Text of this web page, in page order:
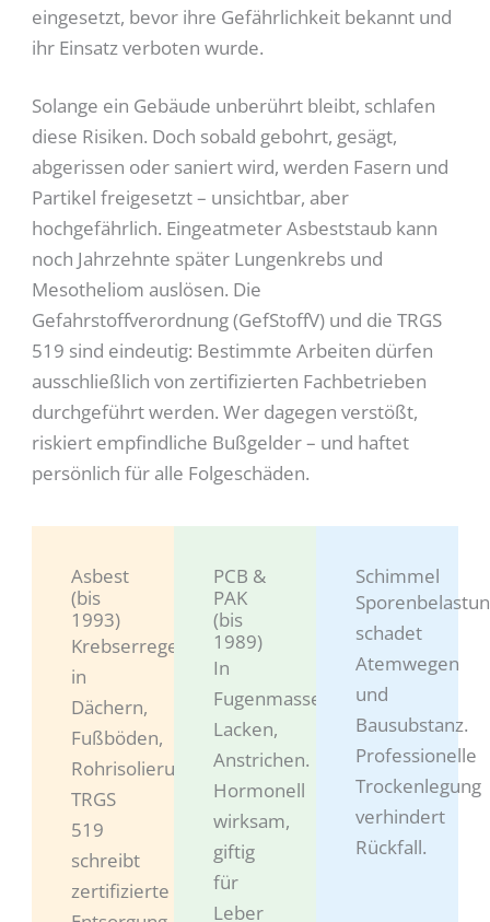
eingesetzt, bevor ihre Gefährlichkeit bekannt und
ihr Einsatz verboten wurde.
Solange ein Gebäude unberührt bleibt, schlafen
diese Risiken. Doch sobald gebohrt, gesägt,
abgerissen oder saniert wird, werden Fasern und
Partikel freigesetzt – unsichtbar, aber
hochgefährlich. Eingeatmeter Asbeststaub kann
noch Jahrzehnte später Lungenkrebs und
Mesotheliom auslösen. Die
Gefahrstoffverordnung (GefStoffV) und die TRGS
519 sind eindeutig: Bestimmte Arbeiten dürfen
ausschließlich von zertifizierten Fachbetrieben
durchgeführt werden. Wer dagegen verstößt,
riskiert empfindliche Bußgelder – und haftet
persönlich für alle Folgeschäden.
Asbest
(bis
1993)
Krebserregend,
in
Dächern,
Fußböden,
Rohrisolierungen.
TRGS
519
schreibt
zertifizierte
PCB &
PAK
(bis
1989)
In
Fugenmassen,
Lacken,
Anstrichen.
Hormonell
wirksam,
giftig
für
Leber
Schimmel
schadet
Atemwegen
und
Bausubstanz.
Professionelle
Trockenlegung
verhindert
Rückfall.